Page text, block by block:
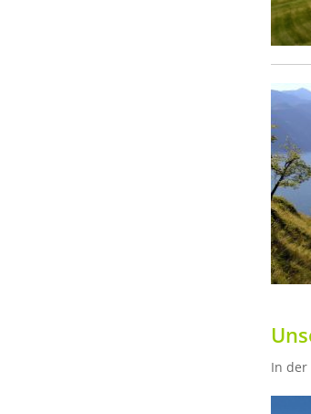
In der